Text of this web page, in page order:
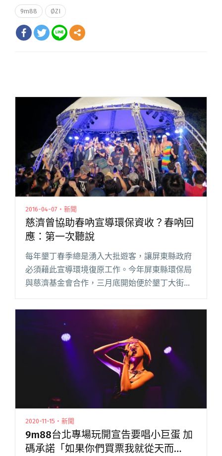
9m88 ØZI
2016-04-07・新聞
慈濟曾協助春吶宣導環保資收？春吶回
應：第一次聽說
每年墾丁春季總是湧入大批遊客，讓屏東縣政府
必須藉此宣導環境復原工作。今年屏東縣環保局
與慈濟基金會合作，三月底開始便於墾丁大街等
遊憩地點設置回收站，動員環保志工勸導民眾垃
圾不落地與資源回收，範圍延伸至鵝鑾鼻春天吶
喊活動範圍，卻讓前往共襄盛舉的閱讀全文 "慈
濟曾協助春吶宣導環保資收？春吶回應：第一次
2020-11-15・新聞
9m88台北專場玩開宣告要唱小巨蛋 加
碼承諾「如果你們買票我就從天而